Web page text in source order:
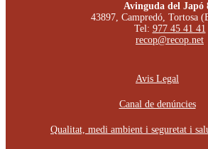
Avinguda del Japó
43897, Campredó, Tortosa
Tel: 977 45 41 41
recop@recop.net
Avis Legal
Canal de denúncies
Qualitat, medi ambient i seguretat i